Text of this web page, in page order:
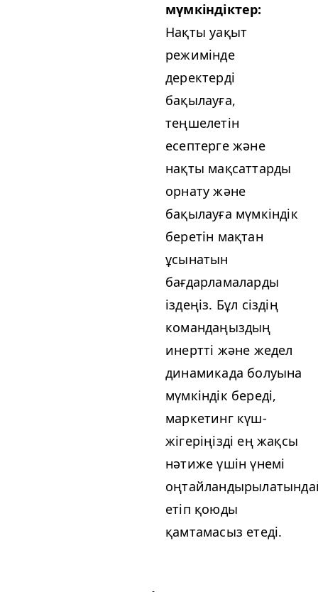
мүмкіндіктер:
Нақты уақыт
режимінде
деректерді
бақылауға,
теңшелетін
есептерге және
нақты мақсаттарды
орнату және
бақылауға мүмкіндік
беретін мақтан
ұсынатын
бағдарламаларды
іздеңіз. Бұл сіздің
командаңыздың
инертті және жедел
динамикада болуына
мүмкіндік береді,
маркетинг күш-
жігеріңізді ең жақсы
нәтиже үшін үнемі
етіп қоюды
қамтамасыз етеді.